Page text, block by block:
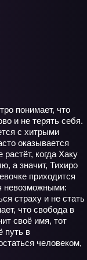
понимает, что
и не терять себя.
с хитрыми
оказывается
когда Хаку
а значит, Тихиро
приходится
невозможными:
страху и не стать
что свобода в
своё имя, тот
путь в
человеком,